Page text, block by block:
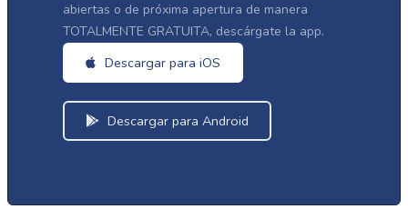
abiertas o de próxima apertura de manera
TOTALMENTE GRATUITA, descárgate la app.
Descargar para iOS
Descargar para Android